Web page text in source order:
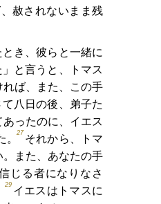
赦されないまま残
き、彼らと一緒に
と言うと、トマス
ば、また、この手
て八日の後、弟子た
ったのに、イエス
。
27
それから、トマ
また、あなたの手
じる者になりなさ
29
イエスはトマスに